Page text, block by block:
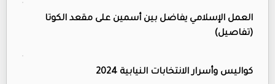
العمل الإسلامي يفاضل بين أسمين على مقعد الكوتا
(تفاصيل)
كواليس وأسرار الانتخابات النيابية 2024